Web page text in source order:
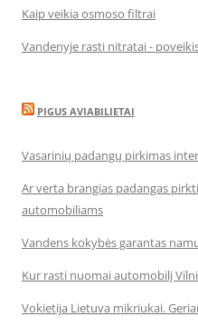
Kaip veikia osmoso filtrai
Vandenyje rasti nitratai -
PIGUS AVIABILIETAI
Vasarinių padangų pirkimas
Ar verta brangias padangas
automobiliams
Vandens kokybės garantas
Kur rasti nuomai automobilį
Vokietija Lietuva mikriukai.